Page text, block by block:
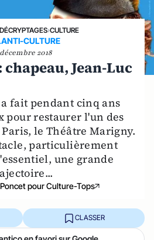
›CULTURE
CULTURE
2018
chapeau, Jean-Luc
fait pendant cinq ans
pour restaurer l'un des
le Théâtre Marigny.
particulièrement
une grande
pour Culture-Tops
CLASSER